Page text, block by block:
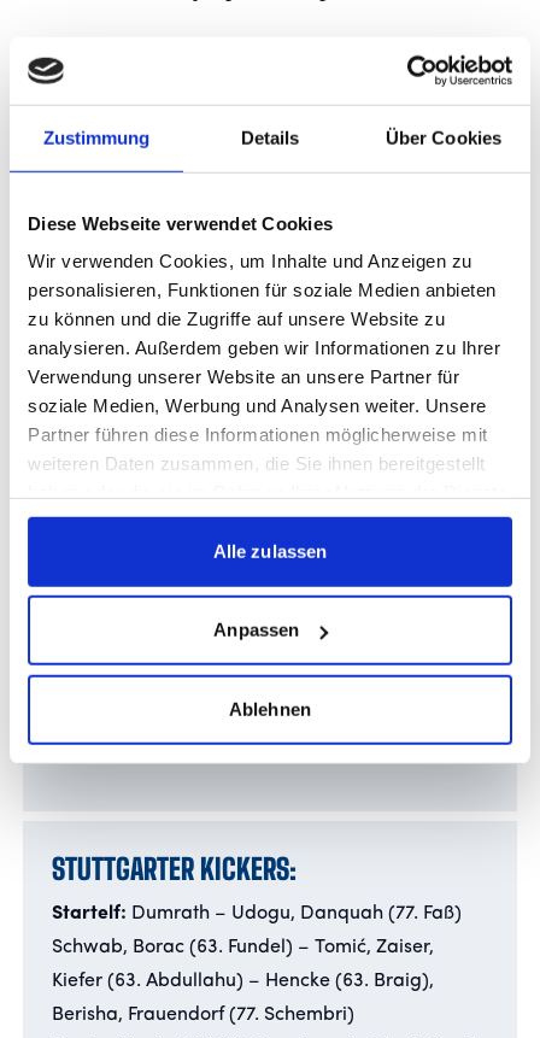
Zustimmung Details Über Cookies
Diese Webseite verwendet Cookies
Wir verwenden Cookies, um Inhalte und Anzeigen zu
personalisieren, Funktionen für soziale Medien anbieten
zu können und die Zugriffe auf unsere Website zu
analysieren. Außerdem geben wir Informationen zu Ihrer
Verwendung unserer Website an unsere Partner für
soziale Medien, Werbung und Analysen weiter. Unsere
Partner führen diese Informationen möglicherweise mit
weiteren Daten zusammen, die Sie ihnen bereitgestellt
gesammelt haben.
Alle zulassen
Anpassen
Ablehnen
AUSBLICK
Am kommenden Freitag, 29. August 2025, empfangen
die Blauen den Namensvetter aus Offenbach zum
ZUSAMMENFASSUNG:
1. FSV MAINZ 05 II:
Gabriel), Amann (83. Linsmayer), Bos –
Bierschenk, Moreno Fell (83. Derstoff), Yamasaki
Zuther (ETW), Vargas, Gitau, Götze
Trainer:Benjamin Hoffmann
STUTTGARTER KICKERS:
Startelf: Dumrath – Udogu, Danquah (77. Faß)
Schwab, Borac (63. Fundel) – Tomić, Zaiser,
Kiefer (63. Abdullahu) – Hencke (63. Braig),
Berisha, Frauendorf (77. Schembri)